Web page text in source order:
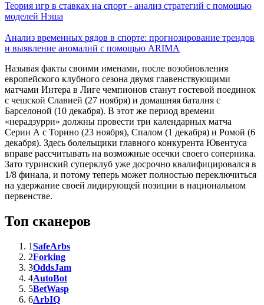
Теория игр в ставках на спорт - анализ стратегий с помощью
моделей Нэша
Анализ временных рядов в спорте: прогнозирование трендов
и выявление аномалий с помощью ARIMA
Называя факты своими именами, после возобновления
европейского клубного сезона двумя главенствующими
матчами Интера в Лиге чемпионов станут гостевой поединок
с чешской Славией (27 ноября) и домашняя баталия с
Барселоной (10 декабря). В этот же период времени
«нерадзурри» должны провести три календарных матча
Серии А с Торино (23 ноября), Спалом (1 декабря) и Ромой (6
декабря). Здесь болельщики главного конкурента Ювентуса
вправе рассчитывать на возможные осечки своего соперника.
Зато туринский суперклуб уже досрочно квалифицировался в
1/8 финала, и потому теперь может полностью переключиться
на удержание своей лидирующей позиции в национальном
первенстве.
Топ сканеров
1SafeArbs
2Forking
3OddsJam
4AutoBot
5BetWasp
6ArbIQ